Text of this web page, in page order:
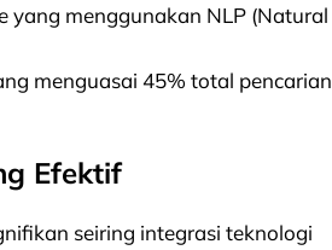
yang menggunakan NLP (Natural
menguasai 45% total pencarian
Efektif
seiring integrasi teknologi